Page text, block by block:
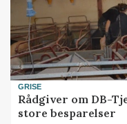
GRISE
Rådgiver om DB-
store besparelser